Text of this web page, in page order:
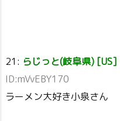
21: らじっと(岐阜県) [US]
ID:mVvEBY170
ラーメン大好き小泉さん